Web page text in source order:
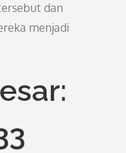
dan
menjadi